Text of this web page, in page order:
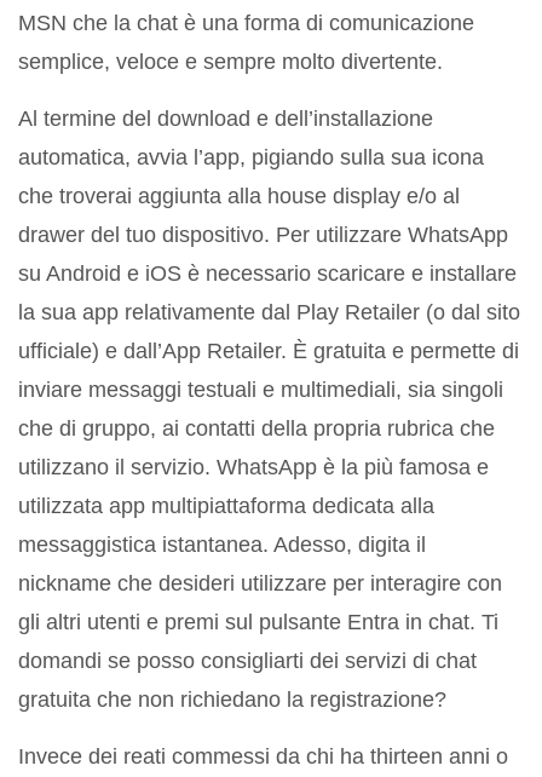
MSN che la chat è una forma di comunicazione
semplice, veloce e sempre molto divertente.
Al termine del download e dell’installazione
automatica, avvia l’app, pigiando sulla sua icona
che troverai aggiunta alla house display e/o al
drawer del tuo dispositivo. Per utilizzare WhatsApp
su Android e iOS è necessario scaricare e installare
la sua app relativamente dal Play Retailer (o dal sito
ufficiale) e dall’App Retailer. È gratuita e permette di
inviare messaggi testuali e multimediali, sia singoli
che di gruppo, ai contatti della propria rubrica che
utilizzano il servizio. WhatsApp è la più famosa e
utilizzata app multipiattaforma dedicata alla
messaggistica istantanea. Adesso, digita il
nickname che desideri utilizzare per interagire con
gli altri utenti e premi sul pulsante Entra in chat. Ti
domandi se posso consigliarti dei servizi di chat
gratuita che non richiedano la registrazione?
Invece dei reati commessi da chi ha thirteen anni o